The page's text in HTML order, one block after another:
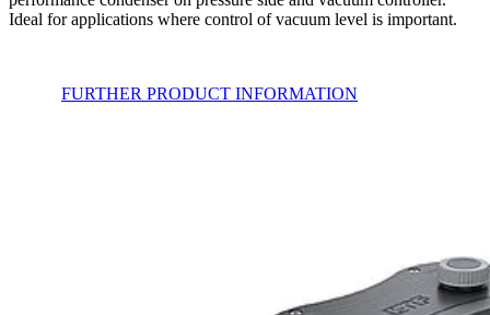
Ideal for applications where control of vacuum level is important.
FURTHER PRODUCT INFORMATION